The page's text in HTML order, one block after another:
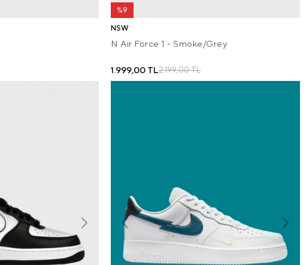
%9
NSW
N Air Force 1 - Smoke/Grey
2.199,00 TL
1.999,00 TL